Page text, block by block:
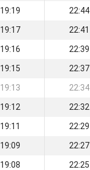
19:19 22:44
19:17 22:41
19:16 22:39
19:15 22:37
19:13 22:34
19:12 22:32
19:11 22:29
19:09 22:27
19:08 22:25